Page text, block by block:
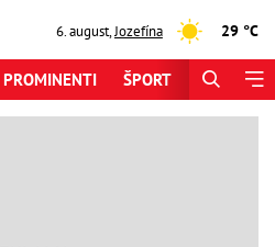
6. august,Jozefína 29 °C
PROMINENTI ŠPORT